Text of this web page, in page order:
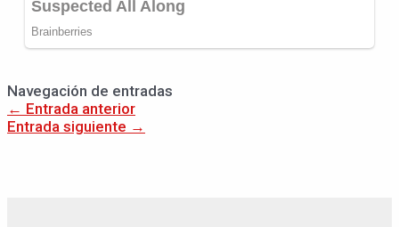
Navegación de entradas
← Entrada anterior
Entrada siguiente →